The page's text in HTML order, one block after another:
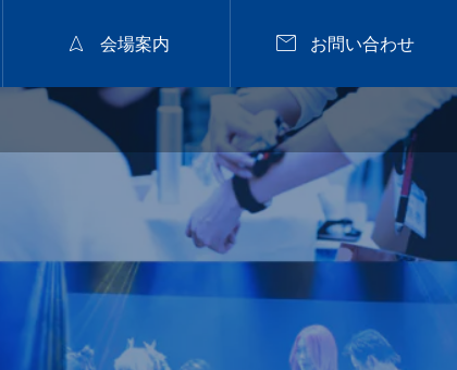
 会場案内  お問い合わせ
2026年9月28日
2026.9.28 mon／集客
と定着に繋がるカラー
戦略セミナー【広島】

nanuk佐野氏パーマセミナー 